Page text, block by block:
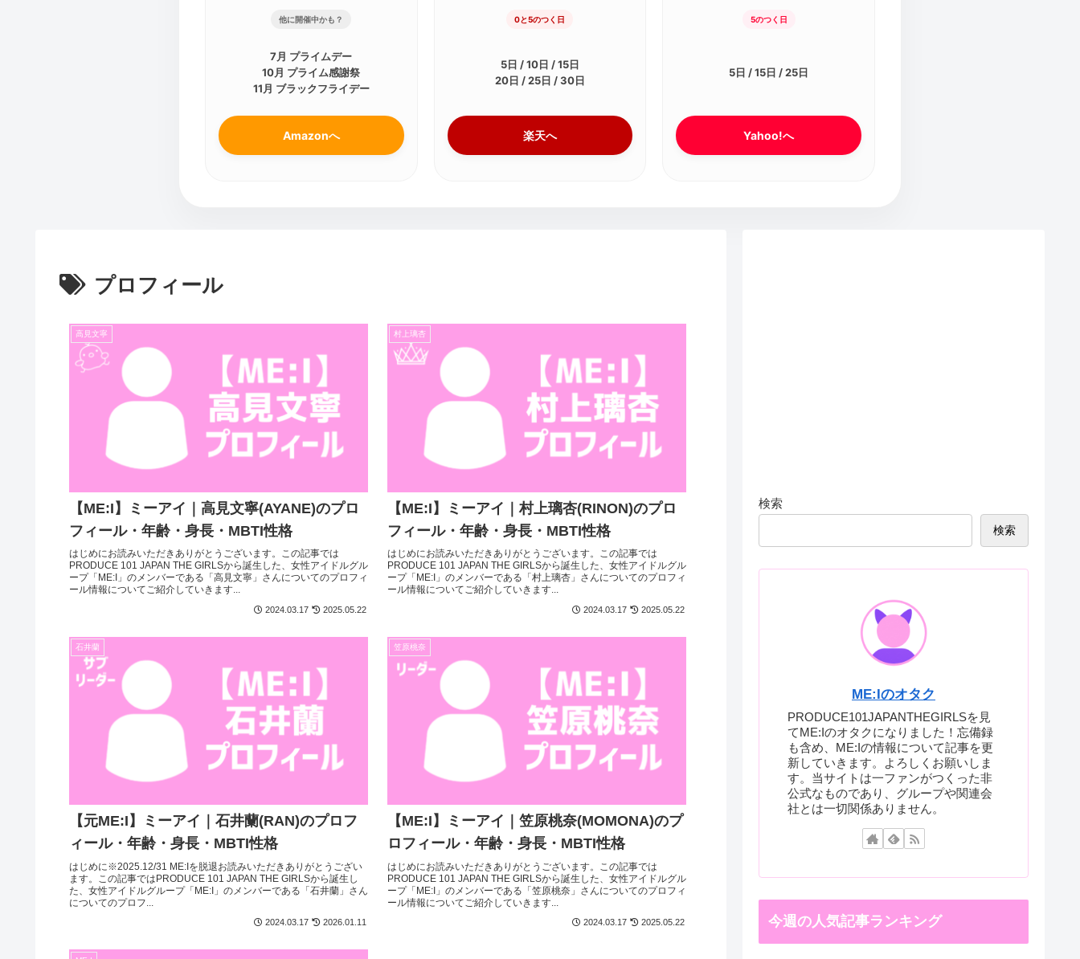
他に開催中かも？
7月 プライムデー
10月 プライム感謝祭
11月 ブラックフライデー
Amazonへ
0と5のつく日
5日 / 10日 / 15日
20日 / 25日 / 30日
楽天へ
5のつく日
5日 / 15日 / 25日
Yahoo!へ
プロフィール
高見文寧
【ME:I】ミーアイ｜高見文寧(AYANE)のプロ
フィール・年齢・身長・MBTI性格
はじめにお読みいただきありがとうございます。この記事では
PRODUCE 101 JAPAN THE GIRLSから誕生した、女性アイドルグル
ープ「ME:I」のメンバーである「高見文寧」さんについてのプロフィ
ール情報についてご紹介していきます...
2024.03.17 2025.05.22
村上璃杏
【ME:I】ミーアイ｜村上璃杏(RINON)のプロ
フィール・年齢・身長・MBTI性格
はじめにお読みいただきありがとうございます。この記事では
PRODUCE 101 JAPAN THE GIRLSから誕生した、女性アイドルグル
ープ「ME:I」のメンバーである「村上璃杏」さんについてのプロフィ
ール情報についてご紹介していきます...
2024.03.17 2025.05.22
石井蘭
【元ME:I】ミーアイ｜石井蘭(RAN)のプロフ
ィール・年齢・身長・MBTI性格
はじめに※2025.12/31 ME:Iを脱退お読みいただきありがとうござい
ます。この記事ではPRODUCE 101 JAPAN THE GIRLSから誕生し
た、女性アイドルグループ「ME:I」のメンバーである「石井蘭」さん
についてのプロフ...
2024.03.17 2026.01.11
笠原桃奈
【ME:I】ミーアイ｜笠原桃奈(MOMONA)のプ
ロフィール・年齢・身長・MBTI性格
はじめにお読みいただきありがとうございます。この記事では
PRODUCE 101 JAPAN THE GIRLSから誕生した、女性アイドルグル
ープ「ME:I」のメンバーである「笠原桃奈」さんについてのプロフィ
ール情報についてご紹介していきます...
2024.03.17 2025.05.22
検索
検索
ME:Iのオタク
PRODUCE101JAPANTHEGIRLSを見
てME:Iのオタクになりました！忘備録
も含め、ME:Iの情報について記事を更
新していきます。よろしくお願いしま
す。当サイトは一ファンがつくった非
公式なものであり、グループや関連会
社とは一切関係ありません。
今週の人気記事ランキング